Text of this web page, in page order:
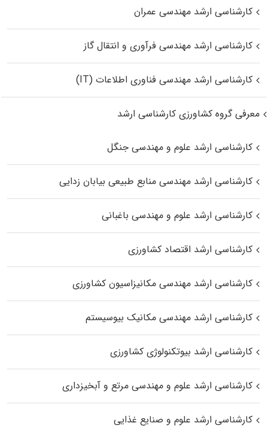
کارشناسی ارشد مهندسی عمران
کارشناسی ارشد مهندسی فرآوری و انتقال گاز
کارشناسی ارشد مهندسی فناوری اطلاعات (IT)
معرفی گروه کشاورزی کارشناسی ارشد
کارشناسی ارشد علوم و مهندسی جنگل
کارشناسی ارشد مهندسی منابع طبیعی بیابان زدایی
کارشناسی ارشد علوم و مهندسی باغبانی
کارشناسی ارشد اقتصاد کشاورزی
کارشناسی ارشد مهندسی مکانیزاسیون کشاورزی
کارشناسی ارشد مهندسی مکانیک بیوسیستم
کارشناسی ارشد بیوتکنولوژی کشاورزی
کارشناسی ارشد علوم و مهندسی مرتع و آبخیزداری
کارشناسی ارشد علوم و صنایع غذایی